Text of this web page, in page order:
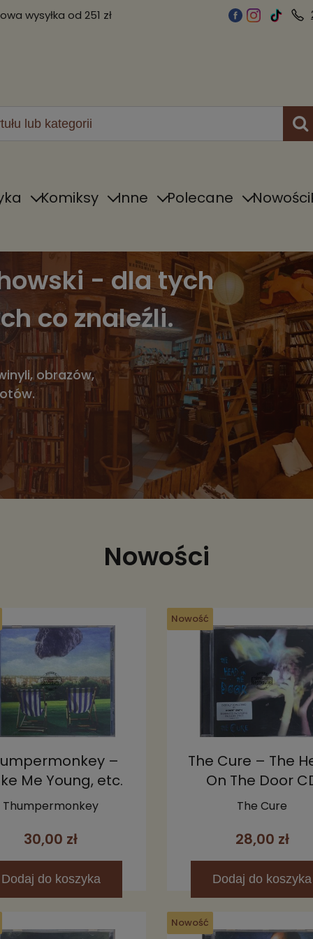
wysyłka od 251 zł
Komiksy Inne Polecane Nowości
- dla tych
co znaleźli.
obrazów,
Nowości
–
Me Young, etc.
CD
Thumpermonkey
30,00 zł
Dodaj do koszyka
Nowość
The Cure – The
On The Door
The Cure
28,00 zł
Dodaj do koszyka
Nowość